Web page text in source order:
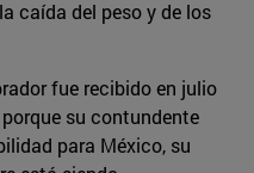
caída del peso y de los
fue recibido en julio
su contundente
para México, su